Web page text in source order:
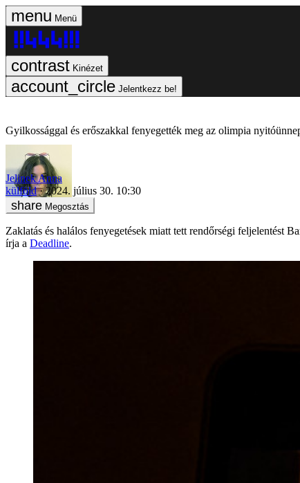
Menü
Kinézet
Jelentkezz be!
Gyilkossággal és erőszakkal fenyegették meg az olimpia
Jelinek Anna
külföld
2024. július 30. 10:30
Megosztás
Zaklatás és halálos fenyegetések miatt tett rendőrségi feljelentést
írja a Deadline.